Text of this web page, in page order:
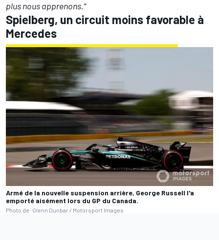
plus nous apprenons."
Spielberg, un circuit moins favorable à
Mercedes
Armé de la nouvelle suspension arrière, George Russell l'a
emporté aisément lors du GP du Canada.
Photo de: Glenn Dunbar / Motorsport Images